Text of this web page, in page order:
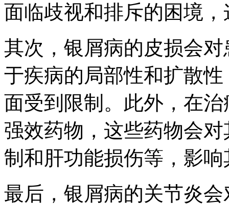
面临歧视和排斥的困境
其次，银屑病的皮损会
于疾病的局部性和扩散
面受到限制。此外，在
强效药物，这些药物会
制和肝功能损伤等，影
最后，银屑病的关节炎